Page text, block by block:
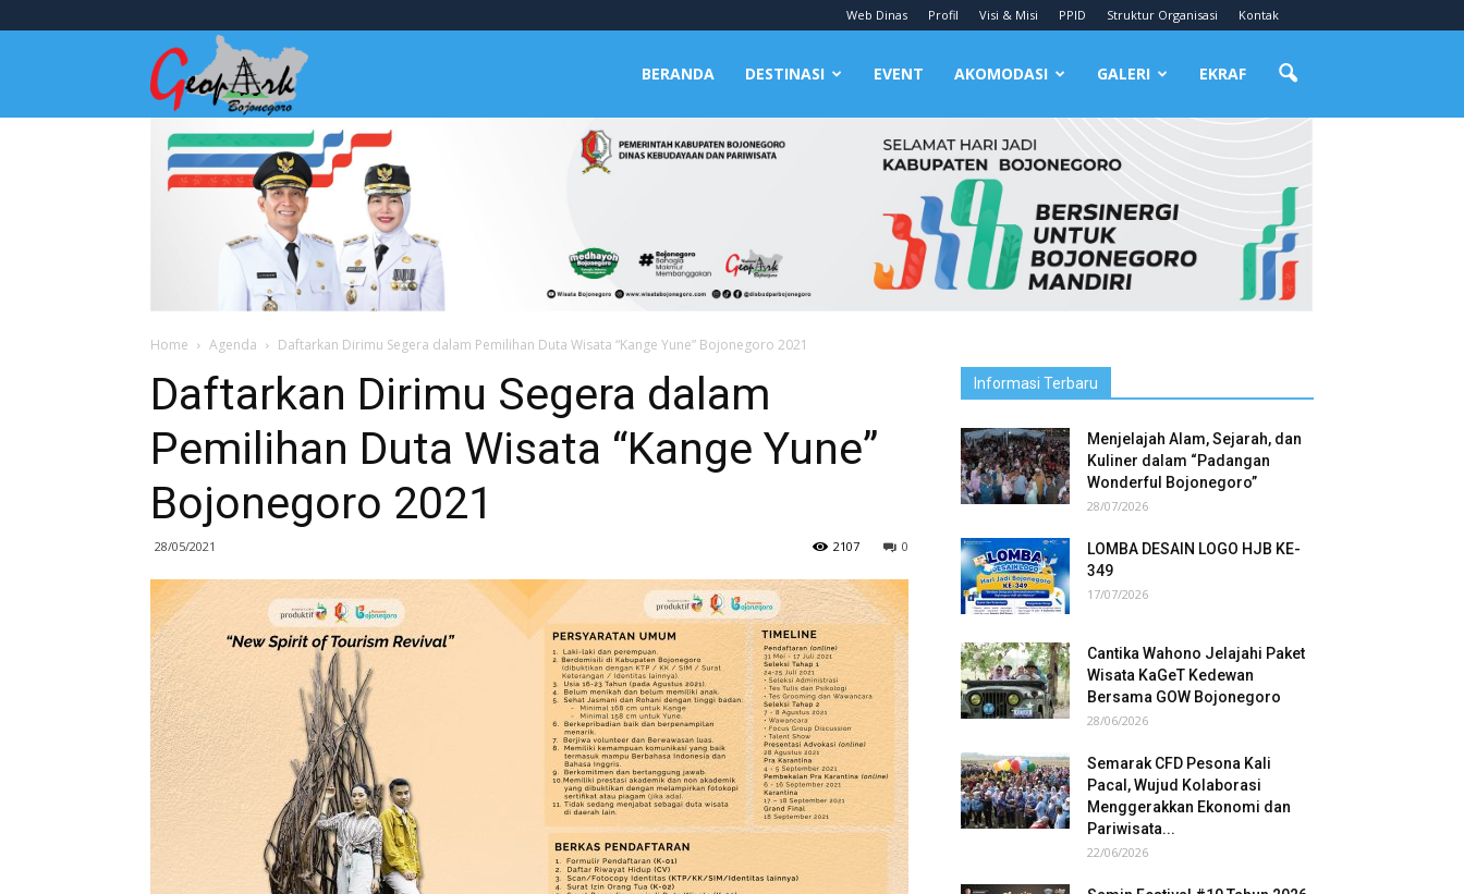
Web Dinas Profil Visi & Misi PPID Struktur Organisasi Kontak
Bojonegoro
BERANDA DESTINASI EVENT AKOMODASI GALERI EKRAF
Home Agenda Daftarkan Dirimu Segera dalam Pemilihan Duta Wisata “Kange Yune” Bojonegoro 2021
Daftarkan Dirimu Segera dalam
Pemilihan Duta Wisata “Kange Yune”
Bojonegoro 2021
28/05/2021 0
2107
Informasi Terbaru
Menjelajah Alam, Sejarah, dan
Kuliner dalam “Padangan
Wonderful Bojonegoro”
28/07/2026
LOMBA DESAIN LOGO HJB KE-
349
17/07/2026
Cantika Wahono Jelajahi Paket
Wisata KaGeT Kedewan
Bersama GOW Bojonegoro
28/06/2026
Semarak CFD Pesona Kali
Pacal, Wujud Kolaborasi
Menggerakkan Ekonomi dan
Pariwisata...
22/06/2026